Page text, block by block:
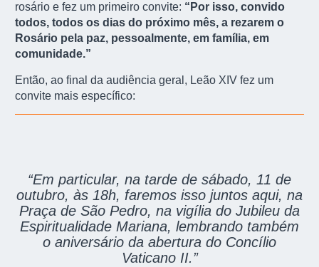
rosário e fez um primeiro convite: “Por isso, convido
todos, todos os dias do próximo mês, a rezarem o
Rosário pela paz, pessoalmente, em família, em
comunidade.”
Então, ao final da audiência geral, Leão XIV fez um
convite mais específico:
“Em particular, na tarde de sábado, 11 de
outubro, às 18h, faremos isso juntos aqui, na
Praça de São Pedro, na vigília do Jubileu da
Espiritualidade Mariana, lembrando também
o aniversário da abertura do Concílio
Vaticano II.”